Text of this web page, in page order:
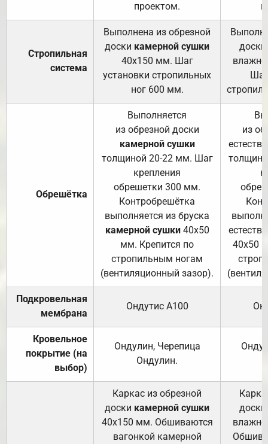
проектом.
Стропильная
система
Выполнена из обрезной
доски камерной сушки
40х150 мм. Шаг
установки стропильных
ног 600 мм.
доски
Обрешётка
Выполняется
из обрезной доски
камерной сушки
толщиной 20-22 мм. Шаг
крепления
обрешетки 300 мм.
Контробрешётка
выполняется из бруска
камерной сушки40х50
мм. Крепится по
стропильным ногам
(вентиляционный зазор).
из
40х50
Подкровельная
мембрана
Ондутис А100
Кровельное
покрытие (на
выбор)
Ондулин, Черепица
Ондулин.
Каркас из обрезной
доски камерной сушки
40х150 мм. Обшиваются
вагонкой камерной
доски